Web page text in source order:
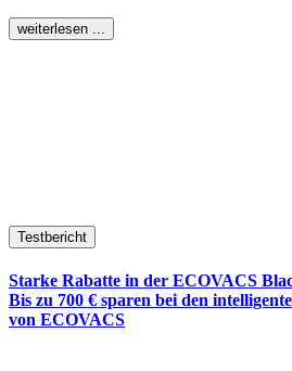
weiterlesen ...
Testbericht
Starke Rabatte in der ECOVACS
Bis zu 700 € sparen bei den
von ECOVACS